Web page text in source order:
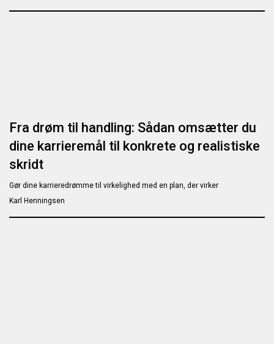
Fra drøm til handling: Sådan omsætter du
dine karrieremål til konkrete og realistiske
skridt
Gør dine karrieredrømme til virkelighed med en plan, der virker
Karl Henningsen